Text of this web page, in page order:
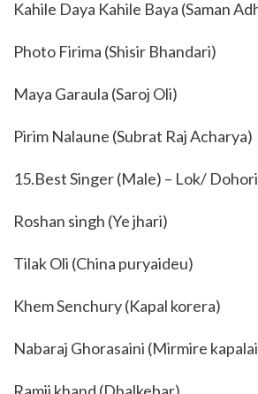
Kahile Daya Kahile Baya (Saman
Photo Firima (Shisir Bhandari)
Maya Garaula (Saroj Oli)
Pirim Nalaune (Subrat Raj Acharya)
15.Best Singer (Male) – Lok/
Roshan singh (Ye jhari)
Tilak Oli (China puryaideu)
Khem Senchury (Kapal korera)
Nabaraj Ghorasaini (Mirmire